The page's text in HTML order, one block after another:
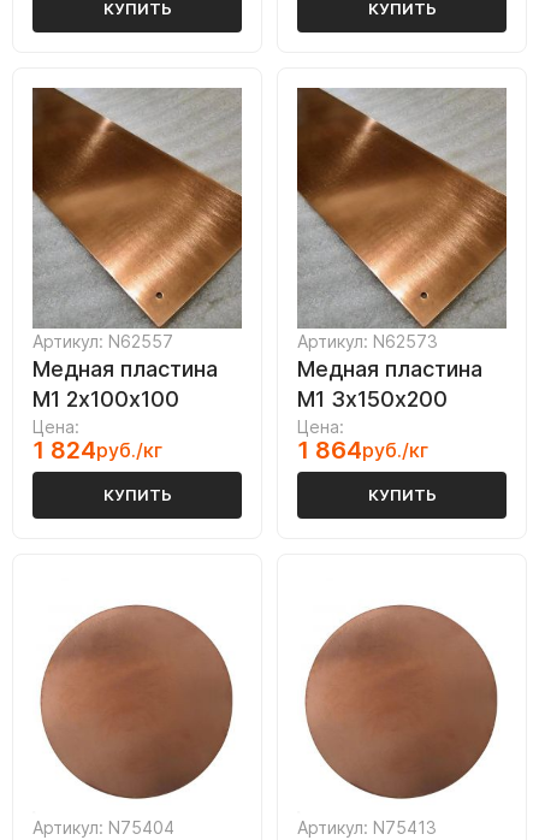
КУПИТЬ КУПИТЬ
Артикул: N62557
Медная пластина
М1 2х100х100
Цена:
1 824руб./кг
КУПИТЬ
Артикул: N62573
Медная пластина
М1 3х150х200
Цена:
1 864руб./кг
КУПИТЬ
Артикул: N75404 Артикул: N75413